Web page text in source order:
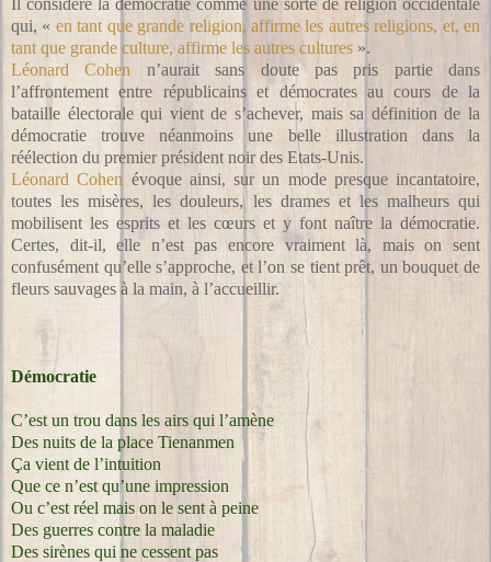
qui, « en tant que grande religion, affirme les autres religions, et, en
tant que grande culture, affirme les autres cultures ».
Léonard Cohen n’aurait sans doute pas pris partie dans
l’affrontement entre républicains et démocrates au cours de la
bataille électorale qui vient de s’achever, mais sa définition de la
démocratie trouve néanmoins une belle illustration dans la
réélection du premier président noir des Etats-Unis.
Léonard Cohen évoque ainsi, sur un mode presque incantatoire,
toutes les misères, les douleurs, les drames et les malheurs qui
mobilisent les esprits et les cœurs et y font naître la démocratie.
Certes, dit-il, elle n’est pas encore vraiment là, mais on sent
confusément qu’elle s’approche, et l’on se tient prêt, un bouquet de
fleurs sauvages à la main, à l’accueillir.
Démocratie
C’est un trou dans les airs qui l’amène
Des nuits de la place Tienanmen
Ça vient de l’intuition
Que ce n’est qu’une impression
Ou c’est réel mais on le sent à peine
Des guerres contre la maladie
Des sirènes qui ne cessent pas